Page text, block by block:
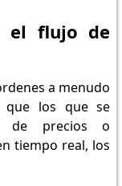
el flujo de
a menudo
que los que se
de precios o
tiempo real, los